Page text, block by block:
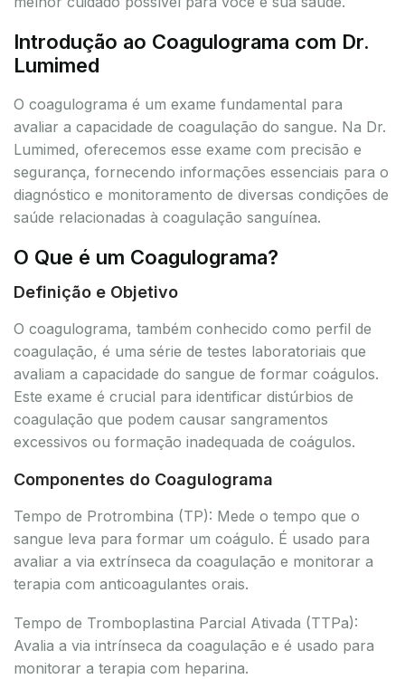
Introdução ao Coagulograma com Dr.
Lumimed
O coagulograma é um exame fundamental para
avaliar a capacidade de coagulação do sangue. Na Dr.
Lumimed, oferecemos esse exame com precisão e
segurança, fornecendo informações essenciais para o
diagnóstico e monitoramento de diversas condições de
saúde relacionadas à coagulação sanguínea.
O Que é um Coagulograma?
Definição e Objetivo
O coagulograma, também conhecido como perfil de
coagulação, é uma série de testes laboratoriais que
avaliam a capacidade do sangue de formar coágulos.
Este exame é crucial para identificar distúrbios de
coagulação que podem causar sangramentos
excessivos ou formação inadequada de coágulos.
Componentes do Coagulograma
Tempo de Protrombina (TP): Mede o tempo que o
sangue leva para formar um coágulo. É usado para
avaliar a via extrínseca da coagulação e monitorar a
terapia com anticoagulantes orais.
Tempo de Tromboplastina Parcial Ativada (TTPa):
Avalia a via intrínseca da coagulação e é usado para
monitorar a terapia com heparina.